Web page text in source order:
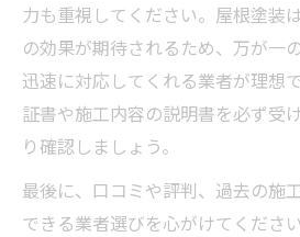
力も重視してください。屋根塗装
の効果が期待されるため、万が一
迅速に対応してくれる業者が理想
証書や施工内容の説明書を必ず受
り確認しましょう。
最後に、口コミや評判、過去の施
できる業者選びを心がけてくださ